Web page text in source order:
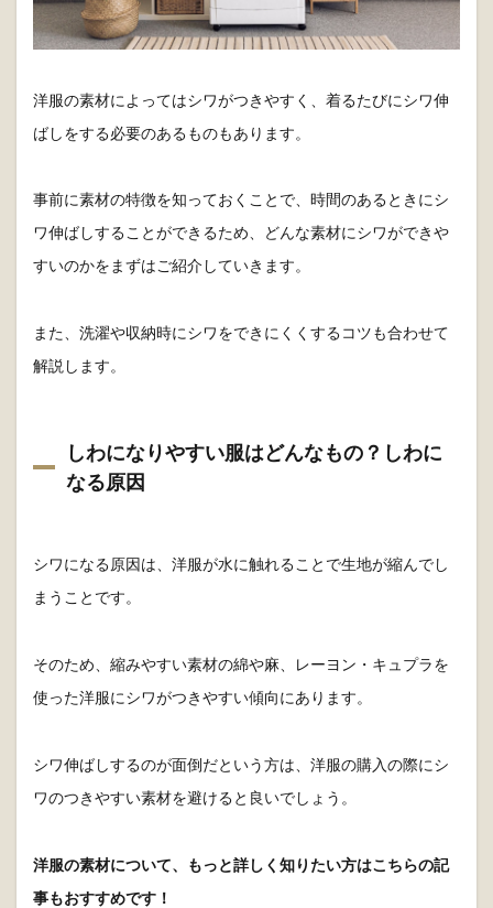
洋服の素材によってはシワがつきやすく、着るたびにシワ伸
ばしをする必要のあるものもあります。
事前に素材の特徴を知っておくことで、時間のあるときにシ
ワ伸ばしすることができるため、どんな素材にシワができや
すいのかをまずはご紹介していきます。
また、洗濯や収納時にシワをできにくくするコツも合わせて
解説します。
しわになりやすい服はどんなもの？しわに
なる原因
シワになる原因は、洋服が水に触れることで生地が縮んでし
まうことです。
そのため、縮みやすい素材の綿や麻、レーヨン・キュプラを
使った洋服にシワがつきやすい傾向にあります。
シワ伸ばしするのが面倒だという方は、洋服の購入の際にシ
ワのつきやすい素材を避けると良いでしょう。
洋服の素材について、もっと詳しく知りたい方はこちらの記
事もおすすめです！